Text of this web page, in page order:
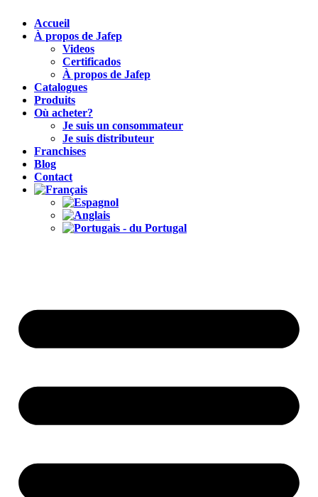
Accueil
À propos de Jafep
Videos
Certificados
À propos de Jafep
Catalogues
Produits
Où acheter?
Je suis un consommateur
Je suis distributeur
Franchises
Blog
Contact